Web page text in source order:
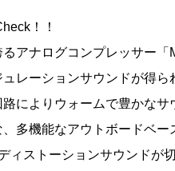
！！
るアナログコンプレッサー「
レーションサウンドが得ら
路によりウォームで豊かなサ
、多機能なアウトボードベー
ィストーションサウンドが